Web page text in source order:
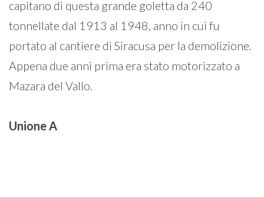
capitano di questa grande goletta da 240
tonnellate dal 1913 al 1948, anno in cui fu
portato al cantiere di Siracusa per la demolizione.
Appena due anni prima era stato motorizzato a
Mazara del Vallo.
UnioneA